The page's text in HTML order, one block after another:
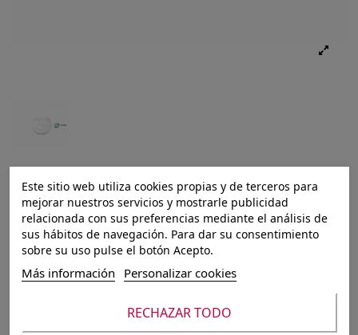
Ref.: 8435525705192
PECERA Ø12CM
Para ver nuestros precios debes registrarte o
Este sitio web utiliza cookies propias y de terceros para
mejorar nuestros servicios y mostrarle publicidad
relacionada con sus preferencias mediante el análisis de
sus hábitos de navegación. Para dar su consentimiento
sobre su uso pulse el botón Acepto.
Más información Personalizar cookies
RECHAZAR TODO